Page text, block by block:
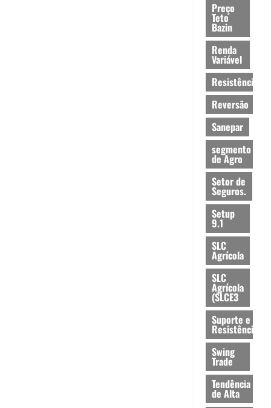
Preço
Teto
Bazin
Renda
Variável
Resistência
Reversão
Sanepar
segmento
de Agro
Setor de
Seguros.
Setup
9.1
SLC
Agrícola
SLC
Agrícola
(SLCE3
Suporte e
Resistência
Swing
Trade
Tendência
de Alta